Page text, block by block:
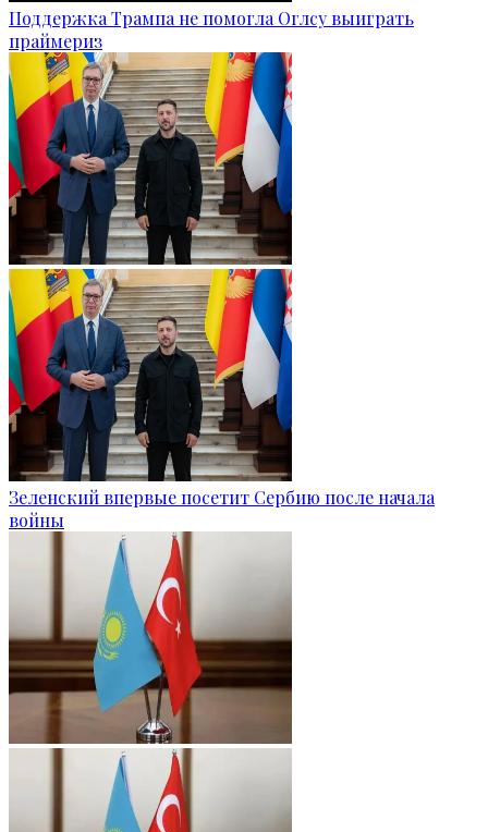
Поддержка Трампа не помогла Оглсу выиграть
праймериз
Зеленский впервые посетит Сербию после начала
войны